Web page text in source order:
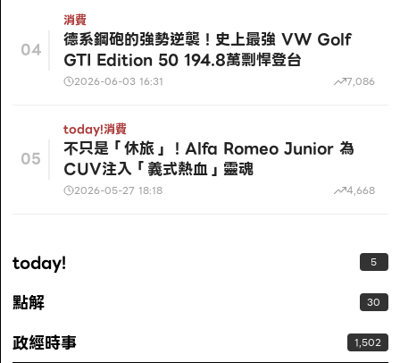
04
消費
德系鋼砲的強勢逆襲！史上最強 VW Golf
GTI Edition 50 194.8萬剽悍登台
2026-06-03 16:31 7,086
05
today!消費
不只是「休旅」！Alfa Romeo Junior 為
CUV注入「義式熱血」靈魂
2026-05-27 18:18 4,668
today! 5
點解 30
政經時事 1,502